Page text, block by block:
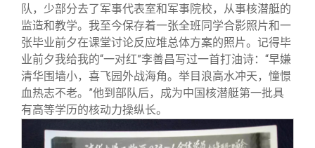
队，少部分去了军事代表室和军事院校，从事核潜艇的
监造和教学。我至今保存着一张全班同学合影照片和一
张毕业前夕在课堂讨论反应堆总体方案的照片。记得毕
业前夕我给我的“一对红”李善昌写过一首打油诗：“早嫌
清华围墙小，喜飞园外战海角。举目浪高水冲天，憧憬
血热志不老。”他到部队后，成为中国核潜艇第一批具
有高等学历的核动力操纵长。